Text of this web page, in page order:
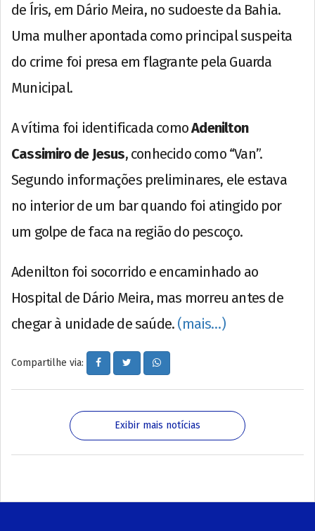
de Íris, em Dário Meira, no sudoeste da Bahia.
Uma mulher apontada como principal suspeita
do crime foi presa em flagrante pela Guarda
Municipal.
A vítima foi identificada comoAdenilton
Cassimiro de Jesus, conhecido como “Van”.
Segundo informações preliminares, ele estava
no interior de um bar quando foi atingido por
um golpe de faca na região do pescoço.
Adenilton foi socorrido e encaminhado ao
Hospital de Dário Meira, mas morreu antes de
chegar à unidade de saúde. (mais…)
Compartilhe via:
Exibir mais notícias